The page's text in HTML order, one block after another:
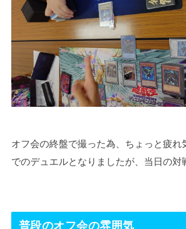
オフ会の終盤で撮った為、ちょっと疲れ
でのデュエルとなりましたが、当日の対
普段のオフ会の雰囲気